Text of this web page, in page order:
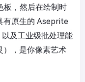
板，然后在绘制时
有原生的 Aseprite
及工业级批处理能
），是你像素艺术